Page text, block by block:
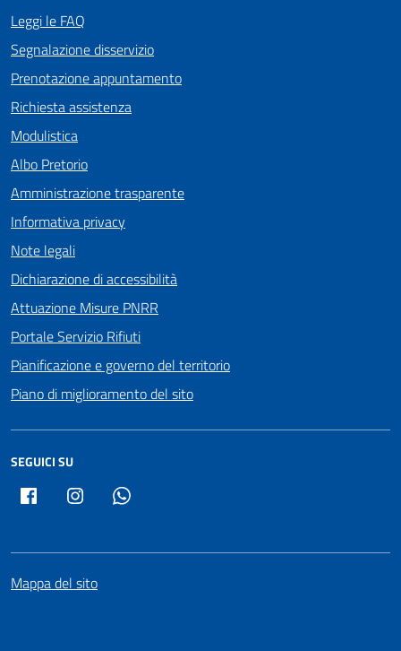
Leggi le FAQ
Segnalazione disservizio
Prenotazione appuntamento
Richiesta assistenza
Modulistica
Albo Pretorio
Amministrazione trasparente
Informativa privacy
Note legali
Dichiarazione di accessibilità
Attuazione Misure PNRR
Portale Servizio Rifiuti
Pianificazione e governo del territorio
Piano di miglioramento del sito
SEGUICI SU
Facebook Instagram
Mappa del sito